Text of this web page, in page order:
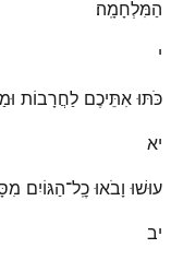
הַמִּלְחָמָֽה׃
י
כֹּתּוּ אִתֵּיכֶם לַחֲרָבוֹת
יא
עוּשׁוּ וָבֹאוּ כׇֽל־הַגּוֹיִם
יב